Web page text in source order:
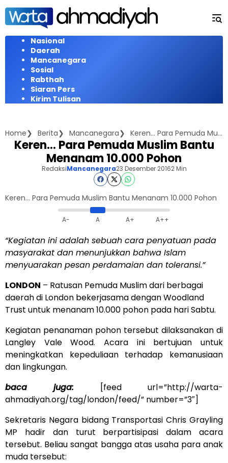
Langsung
konten
Nasional
Daerah
Mancanegara
Sosial
Rabthah
Siaran Pers
Kirim Tulisan
Home Berita Mancanegara Keren... Para Pemuda Muslim Bantu Menanam 10.000 Pohon
Keren… Para Pemuda Muslim Bantu
Menanam 10.000 Pohon
RedaksiMancanegara23 Desember 20162 Min
Keren... Para Pemuda Muslim Bantu Menanam 10.000 Pohon
A- A A+ A++
“Kegiatan ini adalah sebuah cara penyatuan pada
masyarakat dan menunjukkan bahwa Islam
menyuarakan pesan perdamaian dan toleransi.”
LONDON – Ratusan Pemuda Muslim dari berbagai
daerah di London bekerjasama dengan Woodland
Trust untuk menanam 10.000 pohon pada hari Sabtu.
Kegiatan penanaman pohon tersebut dilaksanakan di
Langley Vale Wood. Acara ini bertujuan untuk
meningkatkan kepeduliaan terhadap kemanusiaan
dan lingkungan.
baca juga:
[feed url=”http://warta-
ahmadiyah.org/tag/london/feed/” number=”3″]
Sekretaris Negara bidang Transportasi Chris Grayling
MP hadir dan turut berpartisipasi dalam acara
tersebut. Beliau sangat bangga atas usaha para anak
muda tersebut: